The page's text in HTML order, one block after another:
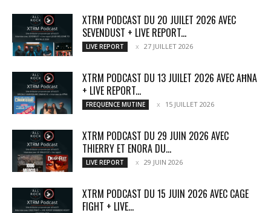
XTRM PODCAST DU 20 JUILET 2026 AVEC
SEVENDUST + LIVE REPORT...
LIVE REPORT 27 JUILLET 2026
XTRM PODCAST DU 13 JUILET 2026 AVEC AĦNA
+ LIVE REPORT...
FREQUENCE MUTINE 15 JUILLET 2026
XTRM PODCAST DU 29 JUIN 2026 AVEC
THIERRY ET ENORA DU...
LIVE REPORT 29 JUIN 2026
XTRM PODCAST DU 15 JUIN 2026 AVEC CAGE
FIGHT + LIVE...